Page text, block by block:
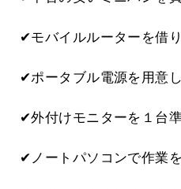
✔モバイルルーターを借
✔ポータブル電源を用意
✔外付けモニターを１台
✔ノートパソコンで作業